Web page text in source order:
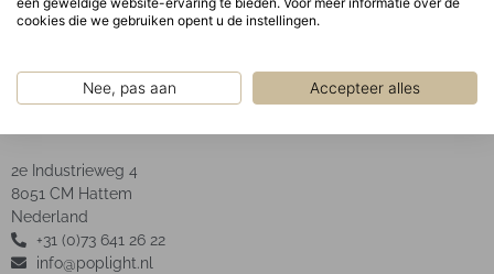
cookies die we gebruiken opent u de instellingen.
Nee, pas aan Accepteer alles
2e Industrieweg 4
8051 CM Hattem
Nederland
+31 (0)73 641 26 22
info@poplight.nl